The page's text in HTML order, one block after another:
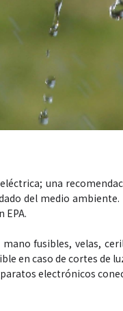
una
del medio
EPA.
fusibles, velas,
en caso de cortes de
electrónicos
de
zona